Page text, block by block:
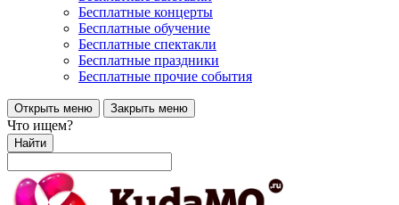
Бесплатные концерты
Бесплатные обучение
Бесплатные спектакли
Бесплатные праздники
Бесплатные прочие события
Открыть меню Закрыть меню
Что ищем?
Найти